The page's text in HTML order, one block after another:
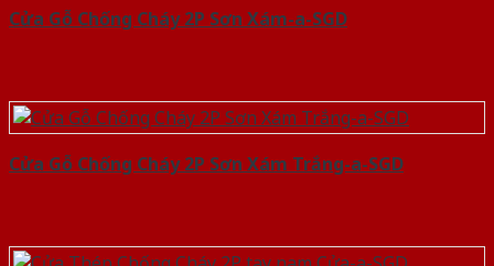
Cửa Gỗ Chống Cháy 2P Sơn Xám-a-SGD
Cửa Gỗ Chống Cháy 2P Sơn Xám Trắng-a-SGD